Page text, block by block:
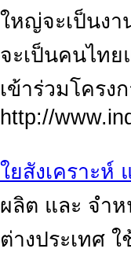
ใหญ่จะเป็นง
จะเป็นคนไท
เข้าร่วมโครง
http://
ใยสังเคราะห์
ผลิต และ จำ
ต่างประเทศ